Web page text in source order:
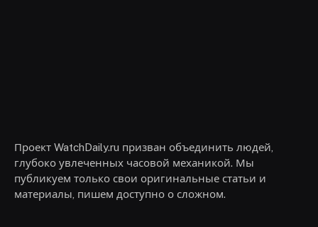
Проект WatchDaily.ru призван объединить людей,
глубоко увлеченных часовой механикой. Мы
публикуем только свои оригинальные статьи и
материалы, пишем доступно о сложном.